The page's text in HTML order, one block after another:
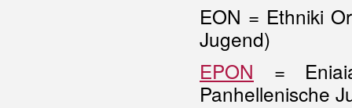
EON = Ethniki
Jugend)
EPON =
Panhellenische